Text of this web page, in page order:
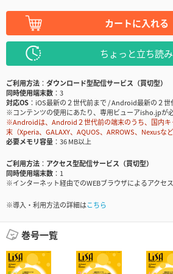
カートに入れる
ちょっと立ち読み
ご利用方法
ダウンロード型配信サービス（買切型）
同時使用端末数
3
対応OS
iOS最新の２世代前まで / Android最新の２世
※コンテンツの使用にあたり、専用ビューアisho.jpが
※Androidは、Android２世代前の端末のうち、国内キ
末（Xperia、GALAXY、AQUOS、ARROWS、Nexusな
必要メモリ容量
36 MB以上
ご利用方法
アクセス型配信サービス（買切型）
同時使用端末数
1
※インターネット経由でのWEBブラウザによるアクセ
※導入・利用方法の詳細はこちら
巻号一覧